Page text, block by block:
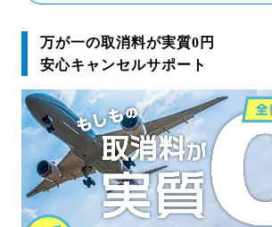
万が一の取消料が実質0円
安心キャンセルサポート